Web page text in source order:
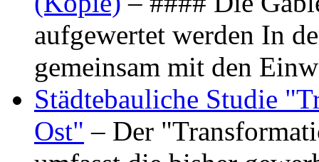
aufgewertet werden In
gemeinsam mit den
Städtebauliche Studie
Ost" – Der